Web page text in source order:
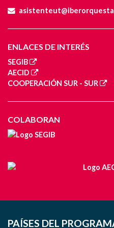
ENLACES DE INTERÉS
SEGIB
AECID
COOPERACIÓN SUR - SUR
COLABORAN
PAÍSES DEL